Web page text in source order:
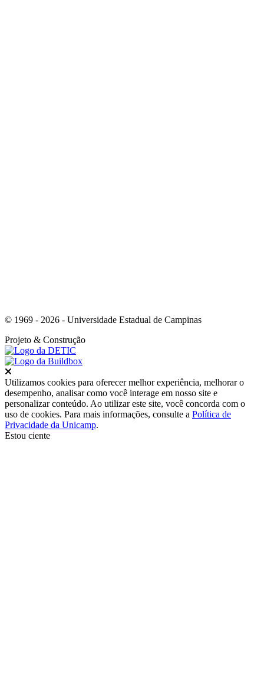
© 1969 - 2026 - Universidade Estadual de Campinas
Projeto & Construção
Utilizamos cookies para oferecer melhor experiência, melhorar o
desempenho, analisar como você interage em nosso site e
personalizar conteúdo. Ao utilizar este site, você concorda com o
uso de cookies. Para mais informações, consulte a Política de
Privacidade da Unicamp.
Estou ciente